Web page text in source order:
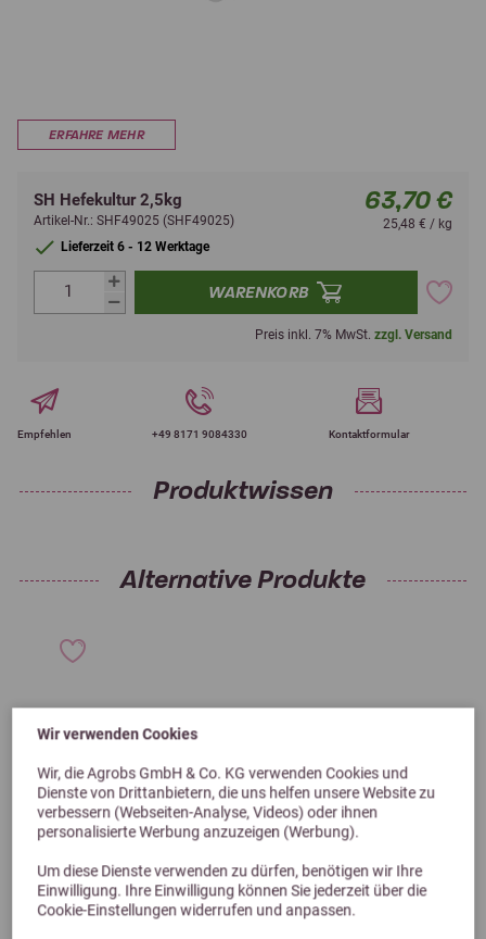
Wir verwenden Cookies
Wir, die Agrobs GmbH & Co. KG verwenden Cookies und
Dienste von Drittanbietern, die uns helfen unsere Website zu
verbessern (Webseiten-Analyse, Videos) oder ihnen
personalisierte Werbung anzuzeigen (Werbung).
Um diese Dienste verwenden zu dürfen, benötigen wir Ihre
Einwilligung. Ihre Einwilligung können Sie jederzeit über die
Cookie-Einstellungen widerrufen und anpassen.
ERFAHRE MEHR
SH Hefekultur 2,5kg
Artikel-Nr.: SHF49025 (SHF49025)
Lieferzeit 6 - 12 Werktage
63,70 €
25,48 € / kg
WARENKORB
Preis inkl. 7% MwSt. zzgl. Versand
Empfehlen +49 8171 9084330 Kontaktformular
Produktwissen
Alternative Produkte